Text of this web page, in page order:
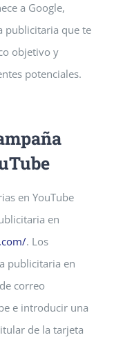
a Google,
publicitaria que te
objetivo y
potenciales.
en YouTube
en
. Los
publicitaria en
correo
e introducir una
de la tarjeta